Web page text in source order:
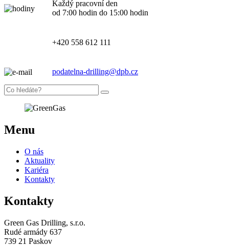
Každý pracovní den
od 7:00 hodin do 15:00 hodin
+420 558 612 111
podatelna-drilling@dpb.cz
Menu
O nás
Aktuality
Kariéra
Kontakty
Kontakty
Green Gas Drilling, s.r.o.
Rudé armády 637
739 21 Paskov